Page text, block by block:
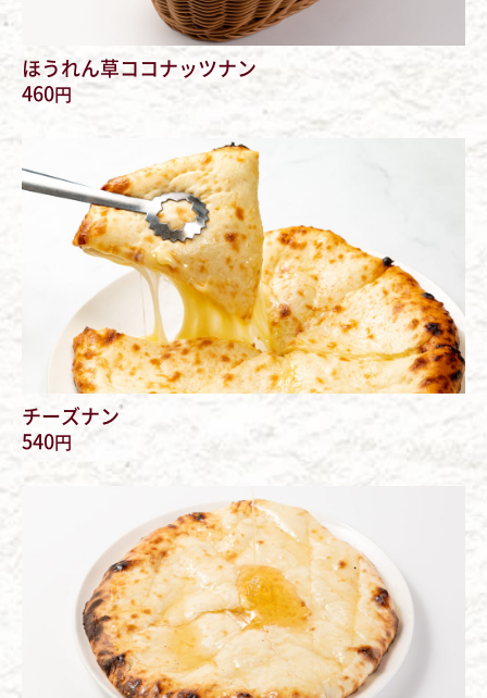
ほうれん草ココナッツナン
460円
チーズナン
540円